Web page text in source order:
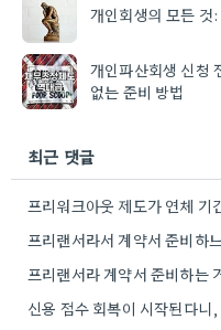
개인회생의 모든 것
개인파산회생 신청
없는 준비 방법
최근 댓글